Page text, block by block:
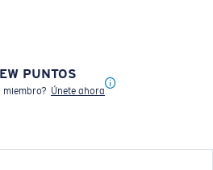
PUNTOS
miembro? Únete ahora